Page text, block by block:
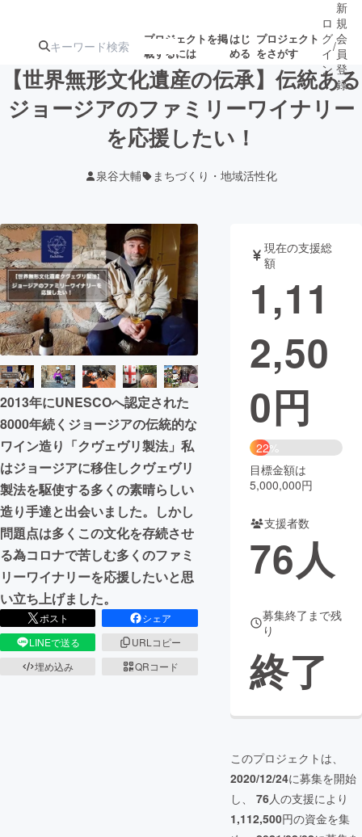
プロジェクトを掲
載するには
はじ
める
プロジェクト
をさがす
注目のリ 注目の新着プロ
ジェクト
募集終了が近いプ
テクノロジー・ガジェット
映像・映画
ビジネス・起業 チャレンジ
まちづくり・地域活性化
CAMPFIRE for Social Good
CAMPFIRE Creation
CAMPFIREふるさと納税machi-ya コミュニティ
ロ
グ
イ
ン
/
新
規
会
員
登
録
【世界無形文化遺産の伝承】伝統ある
ジョージアのファミリーワイナリー
を応援したい！
泉谷大輔 まちづくり・地域活性化
2013年にUNESCOへ認定された
8000年続くジョージアの伝統的な
ワイン造り「クヴェヴリ製法」私
はジョージアに移住しクヴェヴリ
製法を駆使する多くの素晴らしい
造り手達と出会いました。しかし
問題点は多くこの文化を存続させ
る為コロナで苦しむ多くのファミ
リーワイナリーを応援したいと思
い立ち上げました。
ポスト
シェア
LINEで送る
URLコピー
埋め込み
QRコード
現在の支援総
額
1,11
2,50
0円
22%
目標金額は
5,000,000円
支援者数
76人
募集終了まで残
り
終了
このプロジェクトは、
2020/12/24に募集を開始
し、 76人の支援により
1,112,500円の資金を集